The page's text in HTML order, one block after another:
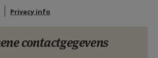
Privacy info
contactgegevens